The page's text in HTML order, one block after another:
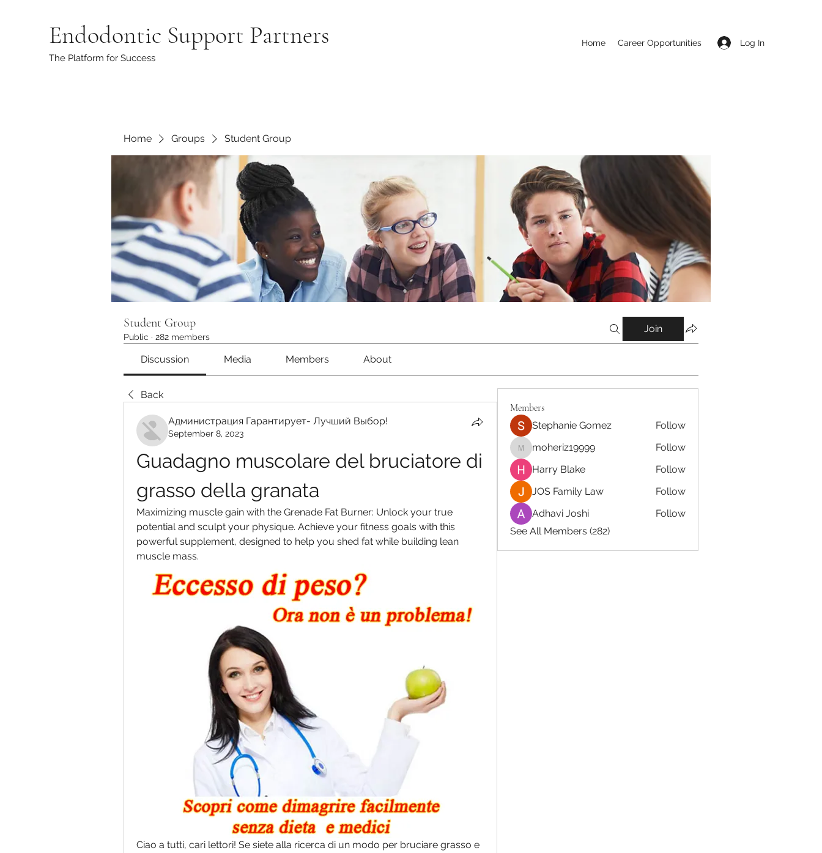
Endodontic Support Partners
The Platform for Success
Log In
Home Career Opportunities
Home Groups Student Group
Student Group
Public · 282 members
Join
Discussion Media Members About
Back
Администрация Гарантирует- Лучший Выбор!
September 8, 2023
Guadagno muscolare del bruciatore di
grasso della granata
Maximizing muscle gain with the Grenade Fat Burner: Unlock your true
potential and sculpt your physique. Achieve your fitness goals with this
powerful supplement, designed to help you shed fat while building lean
muscle mass.
Ciao a tutti, cari lettori! Se siete alla ricerca di un modo per bruciare grasso e
Members
Stephanie Gomez Follow
moheriz19999
moheriz19999
Follow
Harry Blake
Follow
JOS Family Law
Follow
Adhavi Joshi
Follow
See All Members (282)